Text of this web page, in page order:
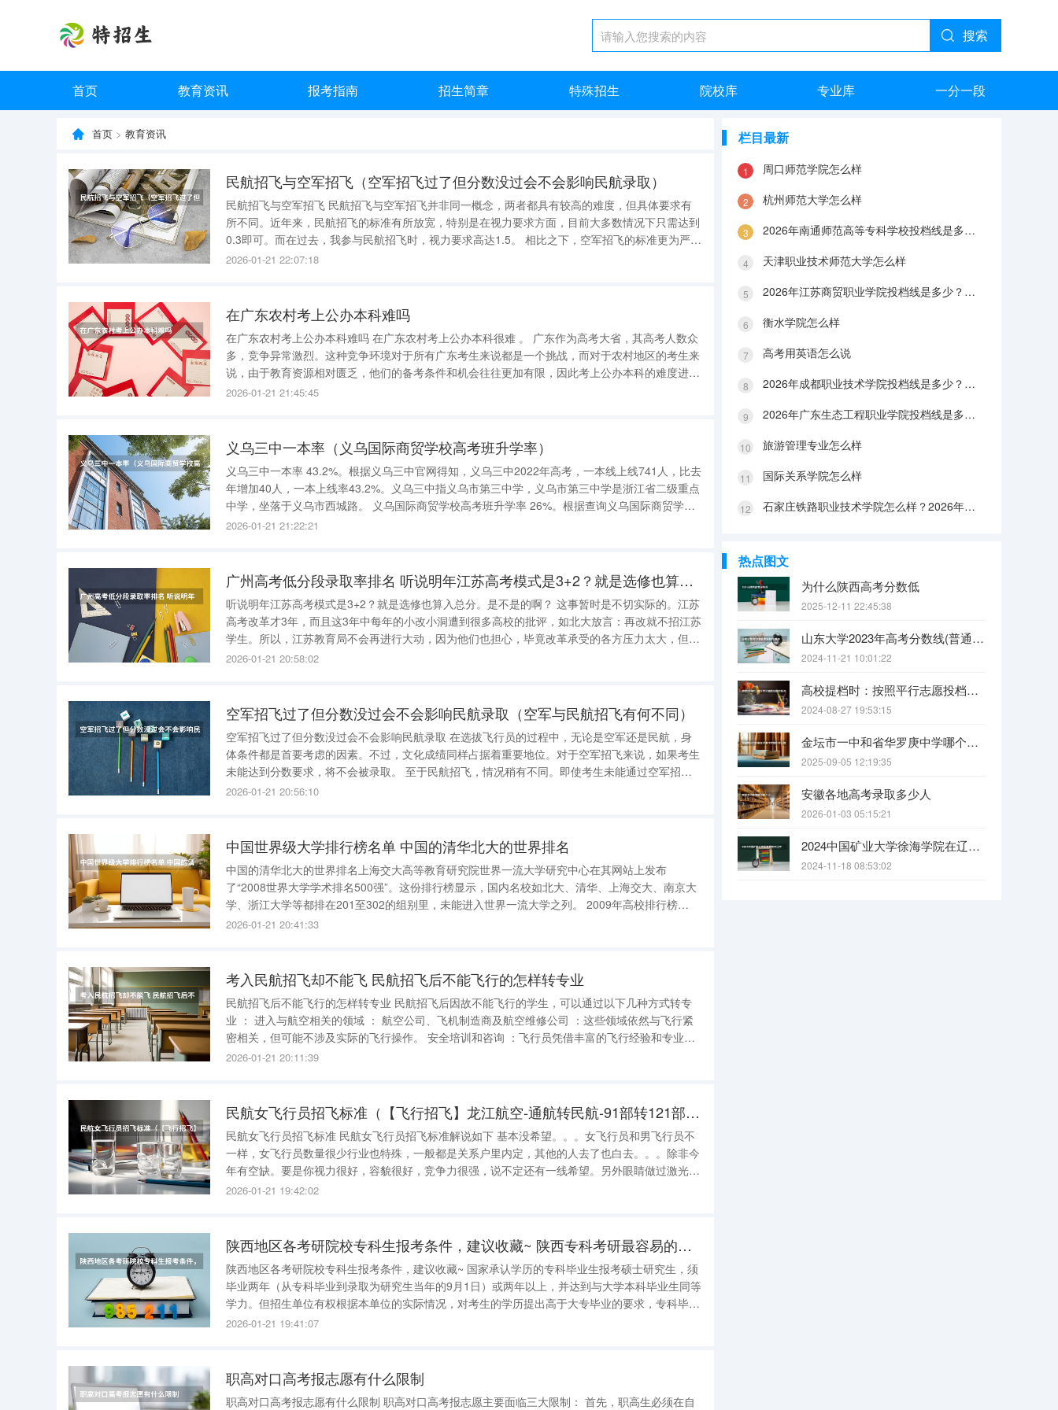
搜索
首页 教育资讯 报考指南 招生简章 特殊招生 院校库 专业库 一分一段
首页 > 教育资讯
民航招飞与空军招飞（空军招飞过了但分数没过会不会影响民航录取）
民航招飞与空军招飞 民航招飞与空军招飞并非同一概念，两者都具有较高的难度，但具体要求有
所不同。近年来，民航招飞的标准有所放宽，特别是在视力要求方面，目前大多数情况下只需达到
0.3即可。而在过去，我参与民航招飞时，视力要求高达1.5。 相比之下，空军招飞的标准更为严
格。例如，除了基本的身体条件和学习成绩外，还要求考生具备良好的心理素质和坚韧的意志力。
2026-01-21 22:07:18
在广东农村考上公办本科难吗
在广东农村考上公办本科难吗 在广东农村考上公办本科很难 。 广东作为高考大省，其高考人数众
多，竞争异常激烈。这种竞争环境对于所有广东考生来说都是一个挑战，而对于农村地区的考生来
说，由于教育资源相对匮乏，他们的备考条件和机会往往更加有限，因此考上公办本科的难度进一
步加大。 首先，广东高考人数多，本科录取率低 。广东每年的高考人数都位居全国前列，但本科
2026-01-21 21:45:45
义乌三中一本率（义乌国际商贸学校高考班升学率）
义乌三中一本率 43.2%。根据义乌三中官网得知，义乌三中2022年高考，一本线上线741人，比去
年增加40人，一本上线率43.2%。义乌三中指义乌市第三中学，义乌市第三中学是浙江省二级重点
中学，坐落于义乌市西城路。 义乌国际商贸学校高考班升学率 26%。根据查询义乌国际商贸学校
官网得知，毕业生2760人，专升本报名人数718人，专升本率达到26%。义乌国际商贸学校创办于
2026-01-21 21:22:21
广州高考低分段录取率排名 听说明年江苏高考模式是3+2？就是选修也算入总分。是不是的啊？
听说明年江苏高考模式是3+2？就是选修也算入总分。是不是的啊？ 这事暂时是不切实际的。江苏
高考改革才3年，而且这3年中每年的小改小洞遭到很多高校的批评，如北大放言：再改就不招江苏
学生。所以，江苏教育局不会再进行大动，因为他们也担心，毕竟改革承受的各方压力太大，但也
有可能会小动，毕竟改革是要完善的。再者，09年和10年的小高考制度就变化了，10年的3月份，
2026-01-21 20:58:02
空军招飞过了但分数没过会不会影响民航录取（空军与民航招飞有何不同）
空军招飞过了但分数没过会不会影响民航录取 在选拔飞行员的过程中，无论是空军还是民航，身
体条件都是首要考虑的因素。不过，文化成绩同样占据着重要地位。对于空军招飞来说，如果考生
未能达到分数要求，将不会被录取。 至于民航招飞，情况稍有不同。即使考生未能通过空军招
飞，也不会因此影响其参加民航院校的录取。然而，民航院校同样有着严格的录取标准，考生必须
2026-01-21 20:56:10
中国世界级大学排行榜名单 中国的清华北大的世界排名
中国的清华北大的世界排名上海交大高等教育研究院世界一流大学研究中心在其网站上发布
了“2008世界大学学术排名500强”。这份排行榜显示，国内名校如北大、清华、上海交大、南京大
学、浙江大学等都排在201至302的组别里，未能进入世界一流大学之列。 2009年高校排行榜
1100.00北京大学299.33清华大学388.75浙江大学485.25复旦大学580.95上海交通大学680.09南
2026-01-21 20:41:33
考入民航招飞却不能飞 民航招飞后不能飞行的怎样转专业
民航招飞后不能飞行的怎样转专业 民航招飞后因故不能飞行的学生，可以通过以下几种方式转专
业 ： 进入与航空相关的领域 ： 航空公司、飞机制造商及航空维修公司 ：这些领域依然与飞行紧
密相关，但可能不涉及实际的飞行操作。 安全培训和咨询 ：飞行员凭借丰富的飞行经验和专业知
2026-01-21 20:11:39
民航女飞行员招飞标准（【飞行招飞】龙江航空-通航转民航-91部转121部（大专）自费飞行员正式启动！男女不限(预测））
民航女飞行员招飞标准 民航女飞行员招飞标准解说如下 基本没希望。。。女飞行员和男飞行员不
一样，女飞行员数量很少行业也特殊，一般都是关系户里内定，其他的人去了也白去。。。除非今
年有空缺。要是你视力很好，容貌很好，竞争力很强，说不定还有一线希望。另外眼睛做过激光手
术是不行的。当然他问你你说没做过，看眼底也没看出来，就平安无事了。 【飞行招飞】龙江航
2026-01-21 19:42:02
陕西地区各考研院校专科生报考条件，建议收藏~ 陕西专科考研最容易的学校
陕西地区各考研院校专科生报考条件，建议收藏~ 国家承认学历的专科毕业生报考硕士研究生，须
毕业两年（从专科毕业到录取为研究生当年的9月1日）或两年以上，并达到与大学本科毕业生同等
学力。但招生单位有权根据本单位的实际情况，对考生的学历提出高于大专毕业的要求，专科毕业
生在选择报考院校前，应向当地招生部门查询，确认所报单位是否允许专科毕业生报考。以下是陕
2026-01-21 19:41:07
职高对口高考报志愿有什么限制
职高对口高考报志愿有什么限制 职高对口高考报志愿主要面临三大限制： 首先，职高生必须在自
栏目最新
周口师范学院怎么样
杭州师范大学怎么样
2026年南通师范高等专科学校投档线是多少？分数线、费用与入学攻略
天津职业技术师范大学怎么样
2026年江苏商贸职业学院投档线是多少？分数线、费用与入学攻略
衡水学院怎么样
高考用英语怎么说
2026年成都职业技术学院投档线是多少？分数线、费用与入学攻略
2026年广东生态工程职业学院投档线是多少？分数线、费用与入学攻略
旅游管理专业怎么样
国际关系学院怎么样
石家庄铁路职业技术学院怎么样？2026年投档线、宿舍条件与就业前景分析
热点图文
为什么陕西高考分数低
2025-12-11 22:45:38
山东大学2023年高考分数线(普通文理)（免费二本和三本的区别）
2024-11-21 10:01:22
高校提档时：按照平行志愿投档的批次，调档比例原则上控制在105%以内。请问这句话是什么意思呢？
2024-08-27 19:53:15
金坛市一中和省华罗庚中学哪个好一些？
2025-09-05 12:19:35
安徽各地高考录取多少人
2026-01-03 05:15:21
2024中国矿业大学徐海学院在辽宁招生招生情况怎么样
2024-11-18 08:53:02